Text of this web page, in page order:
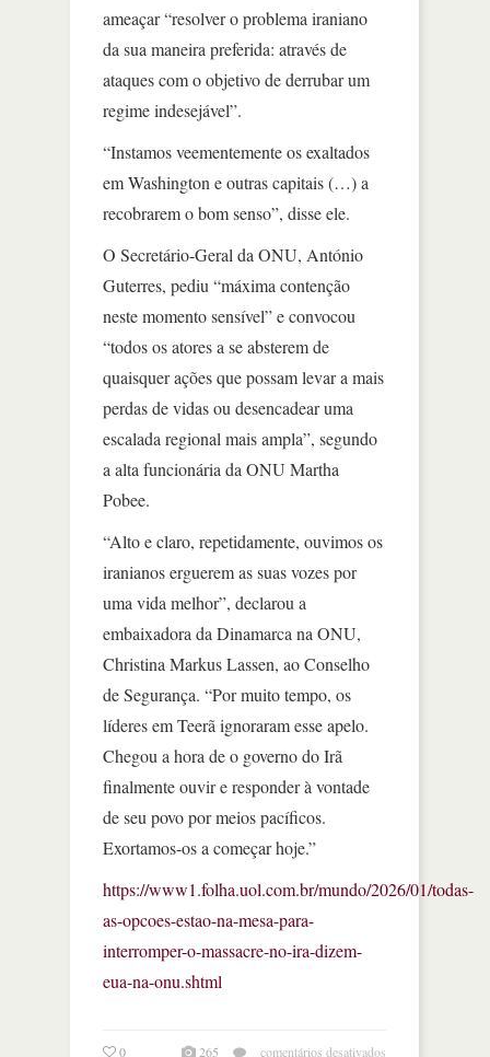
ameaçar “resolver o problema iraniano
da sua maneira preferida: através de
ataques com o objetivo de derrubar um
regime indesejável”.
“Instamos veementemente os exaltados
em Washington e outras capitais (…) a
recobrarem o bom senso”, disse ele.
O Secretário-Geral da ONU, António
Guterres, pediu “máxima contenção
neste momento sensível” e convocou
“todos os atores a se absterem de
quaisquer ações que possam levar a mais
perdas de vidas ou desencadear uma
escalada regional mais ampla”, segundo
a alta funcionária da ONU Martha
Pobee.
“Alto e claro, repetidamente, ouvimos os
iranianos erguerem as suas vozes por
uma vida melhor”, declarou a
embaixadora da Dinamarca na ONU,
Christina Markus Lassen, ao Conselho
de Segurança. “Por muito tempo, os
líderes em Teerã ignoraram esse apelo.
Chegou a hora de o governo do Irã
finalmente ouvir e responder à vontade
de seu povo por meios pacíficos.
Exortamos-os a começar hoje.”
https://www1.folha.uol.com.br/mundo/2026/01/todas-
as-opcoes-estao-na-mesa-para-
interromper-o-massacre-no-ira-dizem-
eua-na-onu.shtml
0 265 comentários desativados